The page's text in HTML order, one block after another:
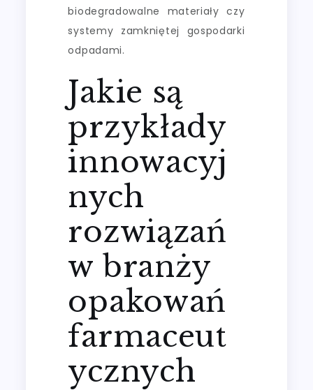
biodegradowalne materiały czy
systemy zamkniętej gospodarki
odpadami.
Jakie są
przykłady
innowacyj
nych
rozwiązań
w branży
opakowań
farmaceut
ycznych